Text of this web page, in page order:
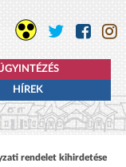
HÍREK
rendelet kihirdetése